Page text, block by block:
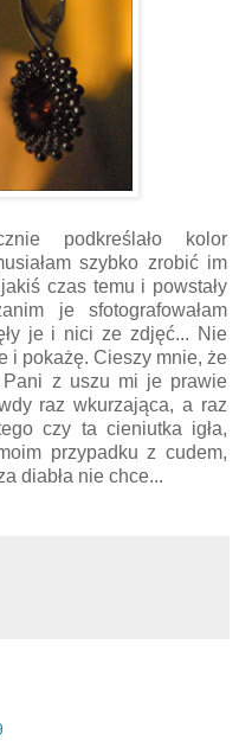
podkreślało kolor
szybko zrobić im
czas temu i powstały
je sfotografowałam
je i nici ze zdjęć... Nie
i pokażę. Cieszy mnie, że
Pani z uszu mi je prawie
raz wkurzająca, a raz
czy ta cieniutka igła,
przypadku z cudem,
diabła nie chce...